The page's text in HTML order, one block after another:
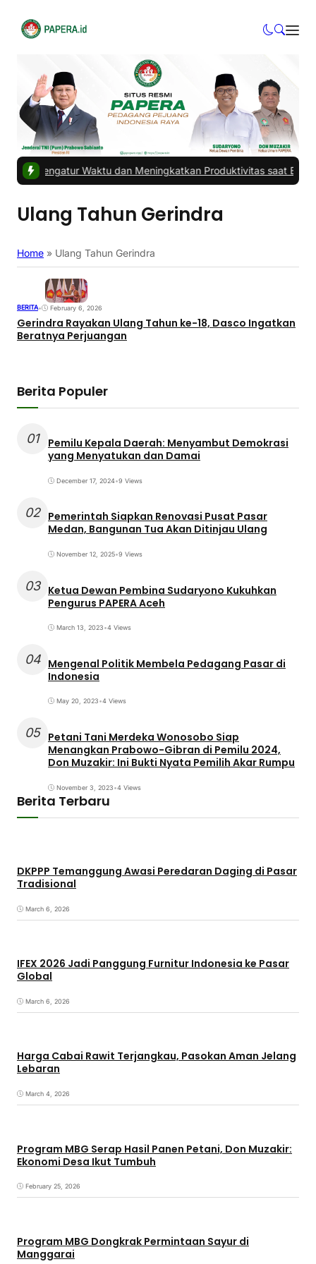
Mengatur Waktu dan Meningkatkan Produktivitas saat Bekerja
Ulang Tahun Gerindra
Home » Ulang Tahun Gerindra
BERITA• February 6, 2026
Gerindra Rayakan Ulang Tahun ke-18, Dasco Ingatkan
Beratnya Perjuangan
Berita Populer
01
Pemilu Kepala Daerah: Menyambut Demokrasi
yang Menyatukan dan Damai
December 17, 2024•9 Views
02 Pemerintah Siapkan Renovasi Pusat Pasar
Medan, Bangunan Tua Akan Ditinjau Ulang
November 12, 2025•9 Views
03 Ketua Dewan Pembina Sudaryono Kukuhkan
Pengurus PAPERA Aceh
March 13, 2023•4 Views
04 Mengenal Politik Membela Pedagang Pasar di
Indonesia
May 20, 2023•4 Views
05 Petani Tani Merdeka Wonosobo Siap
Menangkan Prabowo-Gibran di Pemilu 2024,
Don Muzakir: Ini Bukti Nyata Pemilih Akar Rumpu
November 3, 2023•4 Views
Berita Terbaru
DKPPP Temanggung Awasi Peredaran Daging di Pasar
Tradisional
March 6, 2026
IFEX 2026 Jadi Panggung Furnitur Indonesia ke Pasar
Global
March 6, 2026
Harga Cabai Rawit Terjangkau, Pasokan Aman Jelang
Lebaran
March 4, 2026
Program MBG Serap Hasil Panen Petani, Don Muzakir:
Ekonomi Desa Ikut Tumbuh
February 25, 2026
Program MBG Dongkrak Permintaan Sayur di
Manggarai